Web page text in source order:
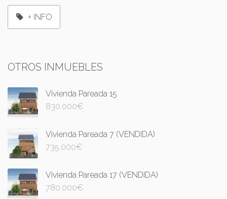
+ INFO
OTROS INMUEBLES
Vivienda Pareada 15
830.000€
Vivienda Pareada 7 (VENDIDA)
735.000€
Vivienda Pareada 17 (VENDIDA)
780.000€